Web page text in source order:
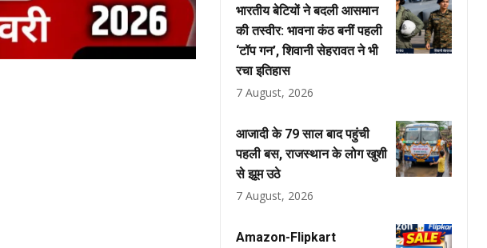
भारतीय बेटियों ने बदली आसमान
की तस्वीर: भावना कंठ बनीं पहली
‘टॉप गन’, शिवानी सेहरावत ने भी
रचा इतिहास
7 August, 2026
आजादी के 79 साल बाद पहुंची
पहली बस, राजस्थान के लोग खुशी
से झूम उठे
7 August, 2026
Amazon-Flipkart